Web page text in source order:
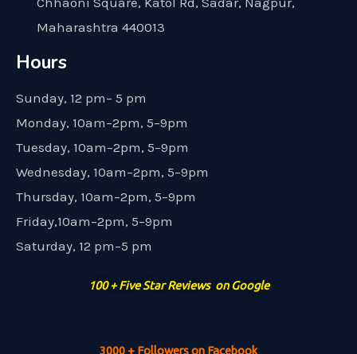
Maharashtra 440013
Hours
Sunday, 12 pm– 5 pm
Monday, 10am–2pm, 5–9pm
Tuesday, 10am–2pm, 5–9pm
Wednesday, 10am–2pm, 5–9pm
Thursday, 10am–2pm, 5–9pm
Friday,10am–2pm, 5–9pm
Saturday, 12 pm–5 pm
100 + Five Star Reviews on Google
3000 + Followers on Facebook